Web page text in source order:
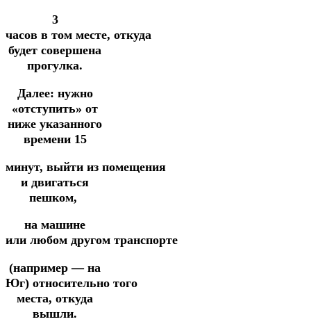
3
часов в том месте, откуда
будет совершена
прогулка.
Далее: нужно
«отступить» от
ниже указанного
времени 15
минут, выйти из помещения
и двигаться
пешком,
на машине
или любом другом транспорте
(например — на
Юг) относительно того
места, откуда
вышли.